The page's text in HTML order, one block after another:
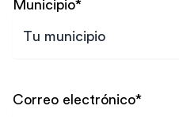
Municipio*
Correo electrónico*